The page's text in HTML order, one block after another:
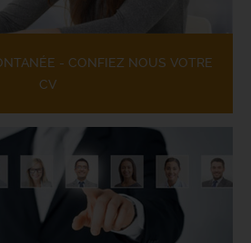
- CONFIEZ NOUS VOTRE
CV